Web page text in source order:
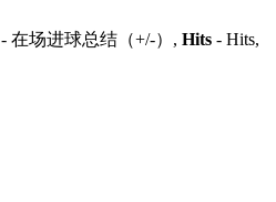
- 在场进球总结（+/-）, Hits - Hits,